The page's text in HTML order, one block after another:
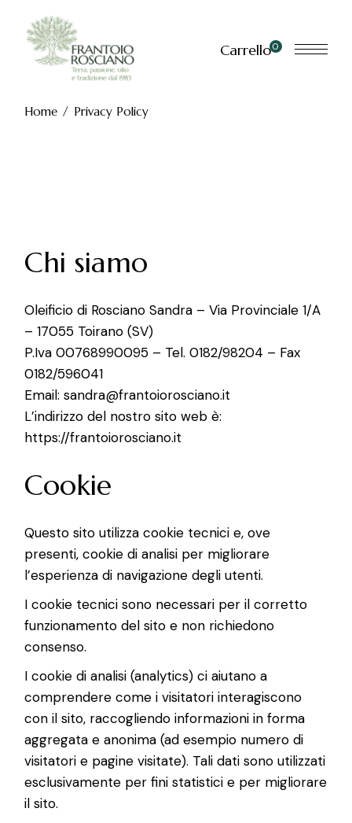
content Carrello0
Home Privacy Policy
Chi siamo
Oleificio di Rosciano Sandra – Via Provinciale 1/A
– 17055 Toirano (SV)
P.Iva 00768990095 – Tel. 0182/98204 – Fax
0182/596041
Email:sandra@frantoiorosciano.it
L’indirizzo del nostro sito web è:
https://frantoiorosciano.it
Cookie
Questo sito utilizza cookie tecnici e, ove
presenti, cookie di analisi per migliorare
l’esperienza di navigazione degli utenti.
I cookie tecnici sono necessari per il corretto
funzionamento del sito e non richiedono
consenso.
I cookie di analisi (analytics) ci aiutano a
comprendere come i visitatori interagiscono
con il sito, raccogliendo informazioni in forma
aggregata e anonima (ad esempio numero di
visitatori e pagine visitate). Tali dati sono utilizzati
esclusivamente per fini statistici e per migliorare
il sito.